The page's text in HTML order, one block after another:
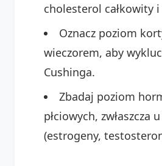
cholesterol całkowity
Oznacz poziom
wieczorem, aby
Cushinga.
Zbadaj poziom
płciowych, zwłaszcza
(estrogeny,